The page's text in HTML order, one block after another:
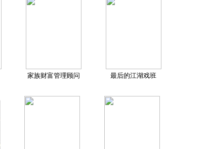
家族财富管理顾问 最后的江湖戏班